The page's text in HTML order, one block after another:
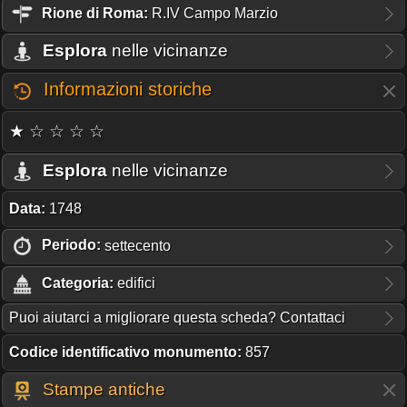
Rione di Roma: R.IV Campo Marzio
Esplora nelle vicinanze
Informazioni storiche
★ ☆ ☆ ☆ ☆
Esplora nelle vicinanze
Data: 1748
Periodo: settecento
Categoria: edifici
Puoi aiutarci a migliorare questa scheda? Contattaci
Codice identificativo monumento: 857
Stampe antiche